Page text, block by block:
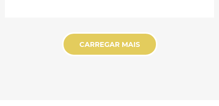
CARREGAR MAIS